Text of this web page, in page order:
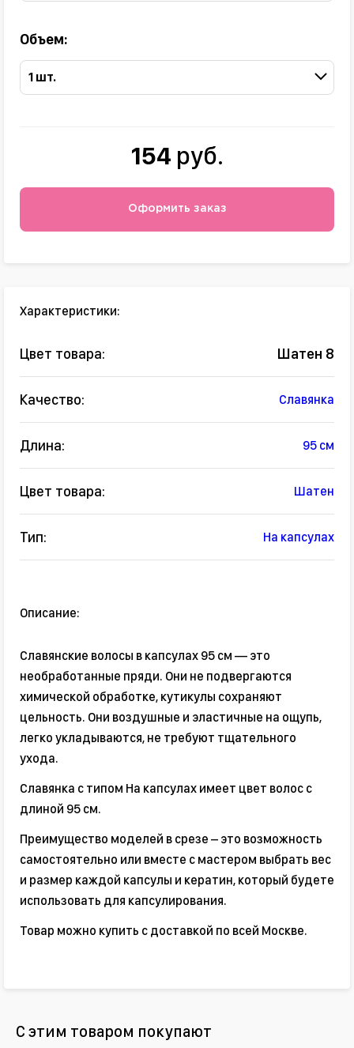
Объем:
1 шт.
154 руб.
Оформить заказ
Характеристики:
Цвет товара: Шатен 8
Качество: Славянка
Длина: 95 см
Цвет товара: Шатен
Тип: На капсулах
Описание:
Славянские волосы в капсулах 95 см — это
необработанные пряди. Они не подвергаются
химической обработке, кутикулы сохраняют
цельность. Они воздушные и эластичные на ощупь,
легко укладываются, не требуют тщательного
ухода.
Славянка с типом На капсулах имеет цвет волос с
длиной 95 см.
Преимущество моделей в срезе – это возможность
самостоятельно или вместе с мастером выбрать вес
и размер каждой капсулы и кератин, который будете
использовать для капсулирования.
Товар можно купить с доставкой по всей Москве.
С этим товаром покупают